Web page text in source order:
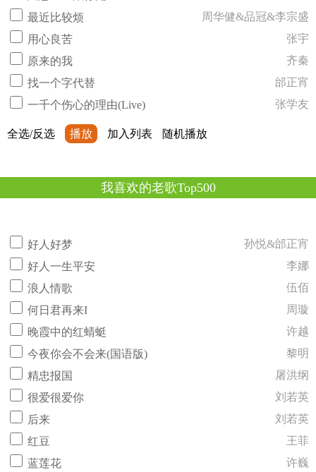
最近比较烦
周华健&品冠&李宗盛
用心良苦
张宇
原来的我
齐秦
找一个字代替
邰正宵
一千个伤心的理由(Live)
张学友
全选/反选 播放 加入列表 随机播放
我喜欢的老歌Top500
好人好梦
孙悦&邰正宵
好人一生平安
李娜
浪人情歌
伍佰
何日君再来I
周璇
晚霞中的红蜻蜓
许越
今夜你会不会来(国语版)
黎明
精忠报国
屠洪纲
很爱很爱你
刘若英
后来
刘若英
红豆
王菲
蓝莲花
许巍